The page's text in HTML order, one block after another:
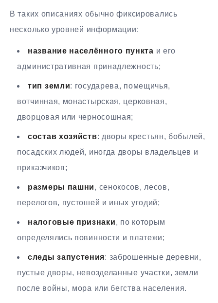
В таких описаниях обычно фиксировались
несколько уровней информации:
название населённого пункта и его
административная принадлежность;
тип земли: государева, помещичья,
вотчинная, монастырская, церковная,
дворцовая или черносошная;
состав хозяйств: дворы крестьян, бобылей,
посадских людей, иногда дворы владельцев и
приказчиков;
размеры пашни, сенокосов, лесов,
перелогов, пустошей и иных угодий;
налоговые признаки, по которым
определялись повинности и платежи;
следы запустения: заброшенные деревни,
пустые дворы, невозделанные участки, земли
после войны, мора или бегства населения.